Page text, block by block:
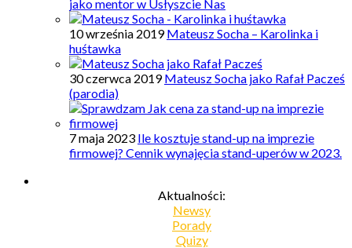
jako mentor w Usłyszcie Nas
10 września 2019 Mateusz Socha – Karolinka i
huśtawka
30 czerwca 2019 Mateusz Socha jako Rafał Pacześ
(parodia)
7 maja 2023 Ile kosztuje stand-up na imprezie
firmowej? Cennik wynajęcia stand-uperów w 2023.
Aktualności:
Newsy
Porady
Quizy